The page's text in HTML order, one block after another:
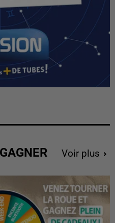
Voir plus